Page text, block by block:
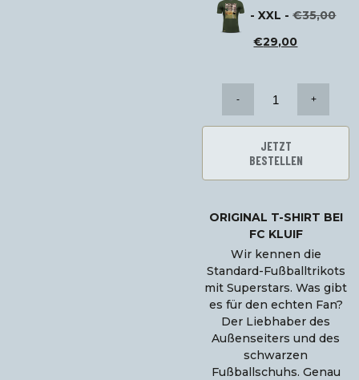
beträgt:
€.
-XXL -€35,00
€29,00Der
beträgt:
29,00
€.
der
unter
dem
Lat
JETZT
BESTELLEN
ORIGINAL T-SHIRT BEI
FC KLUIF
Wir kennen die
Standard-Fußballtrikots
mit Superstars. Was gibt
es für den echten Fan?
Der Liebhaber des
Außenseiters und des
schwarzen
Fußballschuhs. Genau